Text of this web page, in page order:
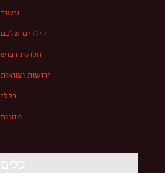
גישור
הילדים שלכם
חלוקת רכוש
ירושות וצוואות
כללי
מזונות
כלים